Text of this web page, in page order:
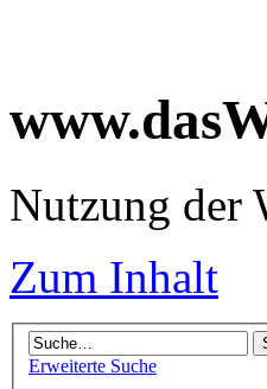
Nutzung der
Zum Inhalt
Erweiterte Suche